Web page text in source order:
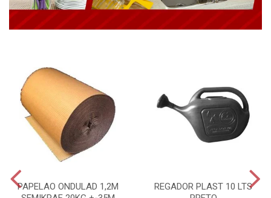
PAPELAO ONDULAD 1,2M
REGADOR PLAST 10 LTS